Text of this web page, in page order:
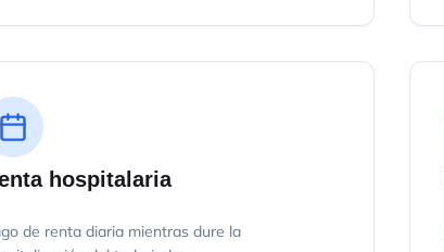
hospitalaria
de renta diaria mientras dure la